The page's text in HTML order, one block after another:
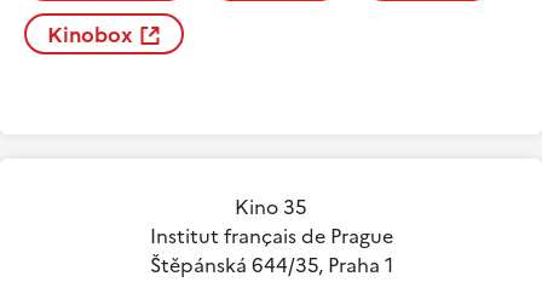
Kinobox
Kino 35
Institut français de Prague
Štěpánská 644/35, Praha 1